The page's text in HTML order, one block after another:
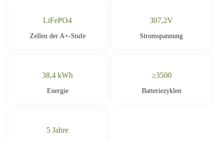
LiFePO4
Zellen der A+-Stufe
307,2V
Stromspannung
38,4 kWh
Energie
≥3500
Batteriezyklen
5 Jahre